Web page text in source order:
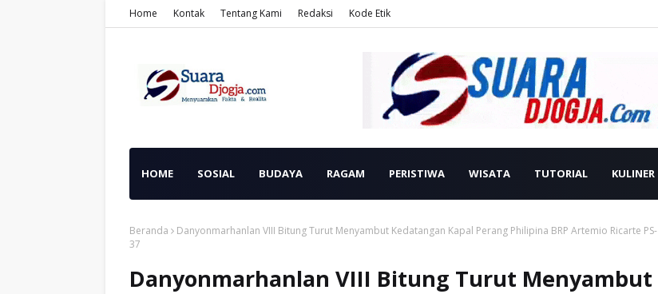
Home Kontak Tentang Kami Redaksi Kode Etik
HOME SOSIAL BUDAYA RAGAM PERISTIWA WISATA TUTORIAL KULINER
Beranda
Danyonmarhanlan VIII Bitung Turut Menyambut Kedatangan Kapal Perang Philipina BRP Artemio Ricarte PS-
37
Danyonmarhanlan VIII Bitung Turut Menyambut